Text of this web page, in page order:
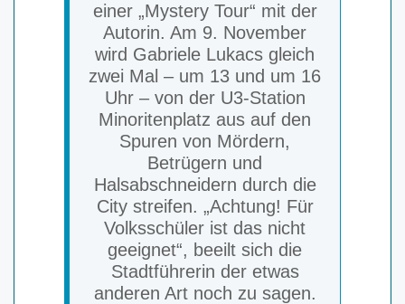
einer „Mystery Tour“ mit der
Autorin. Am 9. November
wird Gabriele Lukacs gleich
zwei Mal – um 13 und um 16
Uhr – von der U3-Station
Minoritenplatz aus auf den
Spuren von Mördern,
Betrügern und
Halsabschneidern durch die
City streifen. „Achtung! Für
Volksschüler ist das nicht
geeignet“, beeilt sich die
Stadtführerin der etwas
anderen Art noch zu sagen.